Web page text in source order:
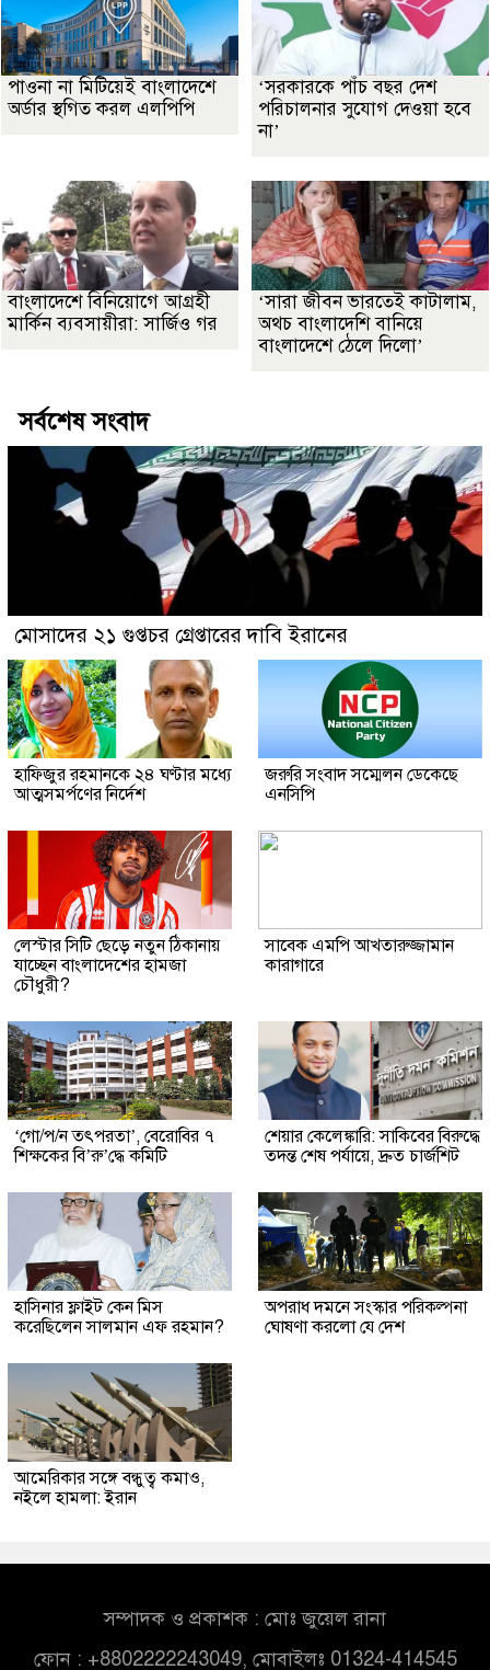
পাওনা না মিটিয়েই বাংলাদেশে
অর্ডার স্থগিত করল এলপিপি
‘সরকারকে পাঁচ বছর দেশ
পরিচালনার সুযোগ দেওয়া হবে
না’
বাংলাদেশে বিনিয়োগে আগ্রহী
মার্কিন ব্যবসায়ীরা: সার্জিও গর
‘সারা জীবন ভারতেই কাটালাম,
অথচ বাংলাদেশি বানিয়ে
বাংলাদেশে ঠেলে দিলো’
সর্বশেষ সংবাদ
মোসাদের ২১ গুপ্তচর গ্রেপ্তারের দাবি ইরানের
হাফিজুর রহমানকে ২৪ ঘণ্টার মধ্যে
আত্মসমর্পণের নির্দেশ
জরুরি সংবাদ সম্মেলন ডেকেছে
এনসিপি
লেস্টার সিটি ছেড়ে নতুন ঠিকানায়
যাচ্ছেন বাংলাদেশের হামজা
চৌধুরী?
সাবেক এমপি আখতারুজ্জামান
কারাগারে
‘গো/প/ন তৎপরতা’, বেরোবির ৭
শিক্ষকের বি’রু’দ্ধে কমিটি
শেয়ার কেলেঙ্কারি: সাকিবের বিরুদ্ধে
তদন্ত শেষ পর্যায়ে, দ্রুত চার্জশিট
হাসিনার ফ্লাইট কেন মিস
করেছিলেন সালমান এফ রহমান?
অপরাধ দমনে সংস্কার পরিকল্পনা
ঘোষণা করলো যে দেশ
আমেরিকার সঙ্গে বন্ধুত্ব কমাও,
নইলে হামলা: ইরান
সম্পাদক ও প্রকাশক : মোঃ জুয়েল রানা
ফোন : +8802222243049, মোবাইলঃ 01324-414545